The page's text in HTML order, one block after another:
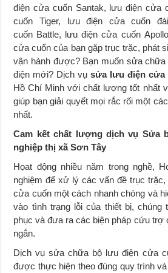
điện cửa cuốn Santak, lưu điện cửa
cuốn Tiger, lưu điện cửa cuốn
cuốn Battle, lưu điện cửa cuốn
cửa cuốn của bạn gặp trục trặc, phát
vận hành được? Bạn muốn sửa
điện mới? Dịch vụsửa lưu điện cửa
Hồ Chí Minh với chất lượng tốt nhất
giúp bạn giải quyết mọi rắc rối một
nhất.
Cam kết chất lượng dịch vụ Sửa
nghiệp thị xã Sơn Tây
Họat động nhiều năm trong nghề,
nghiệm để xử lý các vấn đề trục
cửa cuốn một cách nhanh chóng và
vào tình trạng lỗi của thiết bị,
phục và đưa ra các biện pháp cứu trợ
ngắn.
Dịch vụ sửa chữa bộ lưu điện cửa
được thực hiện theo đúng quy trình